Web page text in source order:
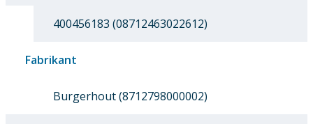
400456183 (08712463022612)
Fabrikant
Burgerhout (8712798000002)